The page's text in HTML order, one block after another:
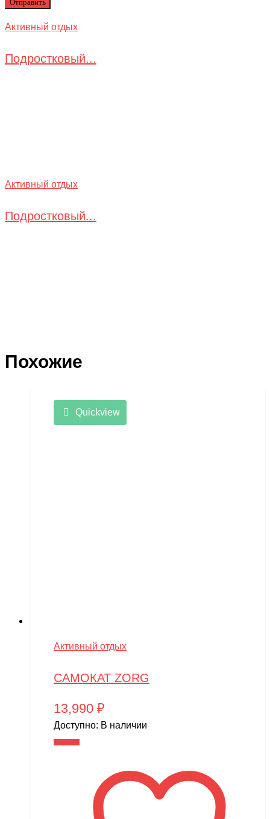
Активный отдых
Подростковый...
Активный отдых
Подростковый...
Похожие
Quickview
Активный отдых
САМОКАТ ZORG
13,990 ₽
Доступно: В наличии